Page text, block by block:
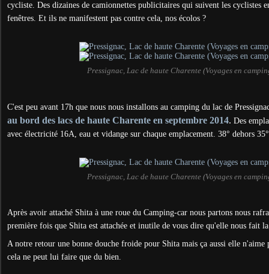
cycliste. Des dizaines de camionnettes publicitaires qui suivent les cyclistes
fenêtres. Et ils ne manifestent pas contre cela, nos écolos ?
Pressignac, Lac de haute Charente (Voyages en
C'est peu avant 17h que nous nous installons au camping du lac de
au bord des lacs de haute Charente en septembre 2014. Des
avec électricité 16A, eau et vidange sur chaque emplacement. 38° dehors
Pressignac, Lac de haute Charente (Voyages en
Après avoir attaché Shita à une roue du Camping-car nous partons nous
première fois que Shita est attachée et inutile de vous dire qu'elle nous fait
A notre retour une bonne douche froide pour Shita mais ça aussi elle n'aime
cela ne peut lui faire que du bien.